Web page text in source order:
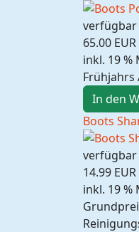
verfügbar
65.00 EUR
inkl. 19 %
Frühjahrs
In den
Boots
verfügbar
14.99 EUR
inkl. 19 %